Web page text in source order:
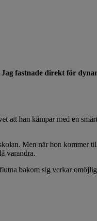
fastnade direkt för
han kämpar med en
Men när hon kommer
varandra.
bakom sig verkar